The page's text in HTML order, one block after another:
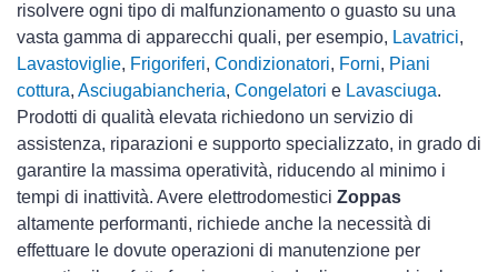
risolvere ogni tipo di malfunzionamento o guasto su una
vasta gamma di apparecchi quali, per esempio, Lavatrici,
Lavastoviglie, Frigoriferi, Condizionatori, Forni, Piani
cottura, Asciugabiancheria, Congelatori e Lavasciuga.
Prodotti di qualità elevata richiedono un servizio di
assistenza, riparazioni e supporto specializzato, in grado di
garantire la massima operatività, riducendo al minimo i
tempi di inattività. Avere elettrodomestici Zoppas
altamente performanti, richiede anche la necessità di
effettuare le dovute operazioni di manutenzione per